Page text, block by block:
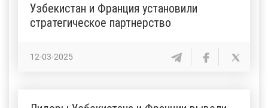
Узбекистан и Франция установили
стратегическое партнерство
12-03-2025